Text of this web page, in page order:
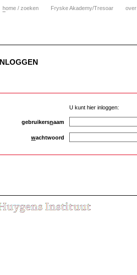
home / zoeken Fryske Akademy/Tresoar
INLOGGEN
U kunt hier inloggen:
gebruikersnaam
wachtwoord